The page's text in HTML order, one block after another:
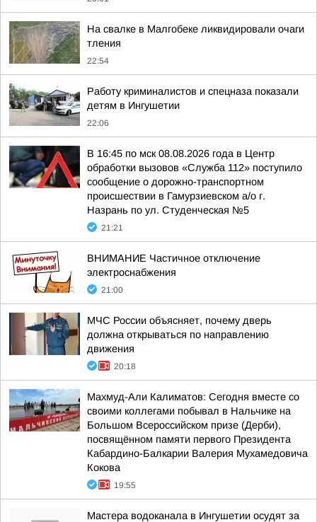
На свалке в Малгобеке ликвидировали очаги
тления
22:54
Работу криминалистов и спецназа показали
детям в Ингушетии
22:06
В 16:45 по мск 08.08.2026 года в Центр
обработки вызовов «Служба 112» поступило
сообщение о дорожно-транспортном
происшествии в Гамурзиевском а/о г.
Назрань по ул. Студенческая №5
21:21
ВНИМАНИЕ Частичное отключение
электроснабжения
21:00
МЧС России объясняет, почему дверь
должна открываться по направлению
движения
20:18
Махмуд-Али Калиматов: Сегодня вместе со
своими коллегами побывал в Нальчике на
Большом Всероссийском призе (Дерби),
посвящённом памяти первого Президента
Кабардино-Балкарии Валерия Мухамедовича
Кокова
19:55
Мастера водоканала в Ингушетии осудят за